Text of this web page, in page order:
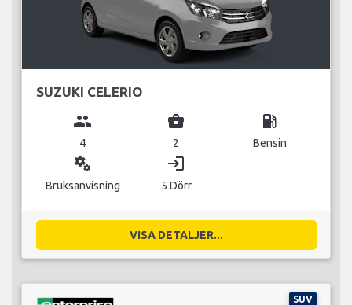
SUZUKI CELERIO
group
4
business_center
2
local_gas_station
Bensin
miscellaneous_services
Bruksanvisning
login
5 Dörr
VISA DETALJER...
SUV